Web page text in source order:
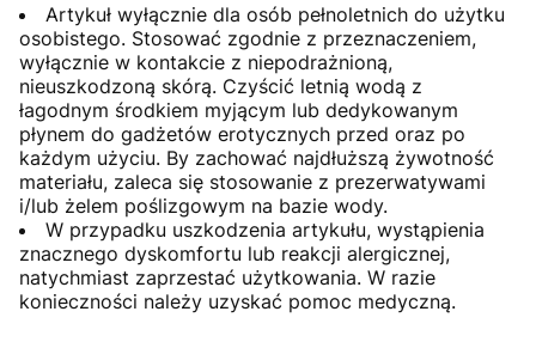
Artykuł wyłącznie dla osób pełnoletnich do użytku
osobistego. Stosować zgodnie z przeznaczeniem,
wyłącznie w kontakcie z niepodrażnioną,
nieuszkodzoną skórą. Czyścić letnią wodą z
łagodnym środkiem myjącym lub dedykowanym
płynem do gadżetów erotycznych przed oraz po
każdym użyciu. By zachować najdłuższą żywotność
materiału, zaleca się stosowanie z prezerwatywami
i/lub żelem poślizgowym na bazie wody.
W przypadku uszkodzenia artykułu, wystąpienia
znacznego dyskomfortu lub reakcji alergicznej,
natychmiast zaprzestać użytkowania. W razie
konieczności należy uzyskać pomoc medyczną.